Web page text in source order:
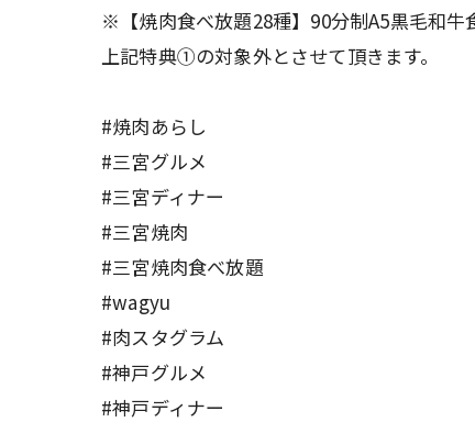
※【焼肉食べ放題28種】90分制A5黒毛和牛
上記特典①の対象外とさせて頂きます。
#焼肉あらし
#三宮グルメ
#三宮ディナー
#三宮焼肉
#三宮焼肉食べ放題
#wagyu
#肉スタグラム
#神戸グルメ
#神戸ディナー